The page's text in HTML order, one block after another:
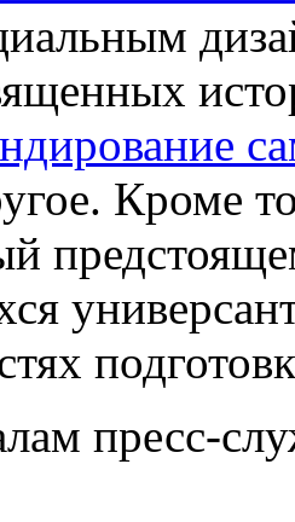
Кроме
пресс-